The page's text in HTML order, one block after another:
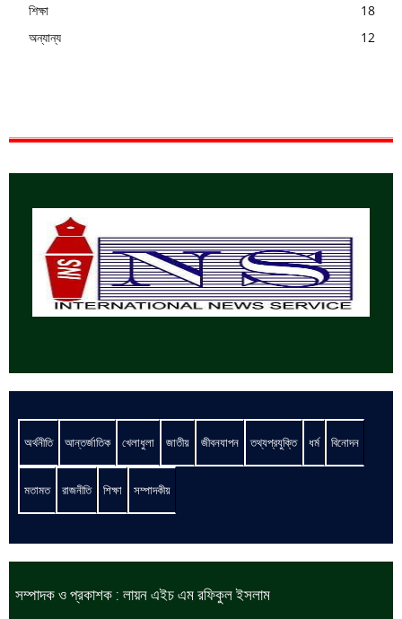
শিক্ষা
18
অন্যান্য
12
অর্থনীতি আন্তর্জাতিক খেলাধুলা জাতীয় জীবনযাপন তথ্যপ্রযুক্তি ধর্ম বিনোদন
মতামত রাজনীতি শিক্ষা সম্পাদকীয়
সম্পাদক ও প্রকাশক : লায়ন এইচ এম রফিকুল ইসলাম